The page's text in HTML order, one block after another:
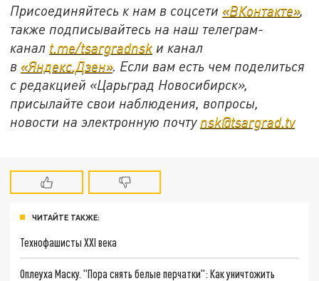
Присоединяйтесь к нам в соцсети «ВКонтакте»,
также подписывайтесь на наш телеграм-
канал t.me/tsargradnsk и канал
в «Яндекс.Дзен». Если вам есть чем поделиться
с редакцией «Царьград Новосибирск»,
присылайте свои наблюдения, вопросы,
новости на электронную почту nsk@tsargrad.tv
ЧИТАЙТЕ ТАКЖЕ:
Технофашисты XXI века
Оплеуха Маску. "Пора снять белые перчатки": Как уничтожить